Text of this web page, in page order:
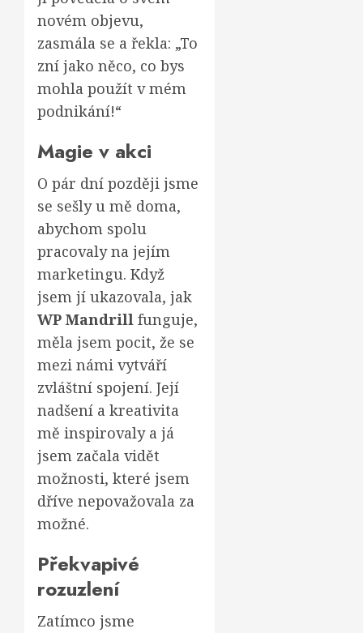
novém objevu,
zasmála se a řekla: „To
zní jako něco, co bys
mohla použít v mém
podnikání!“
Magie v akci
O pár dní později jsme
se sešly u mě doma,
abychom spolu
pracovaly na jejím
marketingu. Když
jsem jí ukazovala, jak
WP Mandrill funguje,
měla jsem pocit, že se
mezi námi vytváří
zvláštní spojení. Její
nadšení a kreativita
mě inspirovaly a já
jsem začala vidět
možnosti, které jsem
dříve nepovažovala za
možné.
Překvapivé
rozuzlení
Zatímco jsme